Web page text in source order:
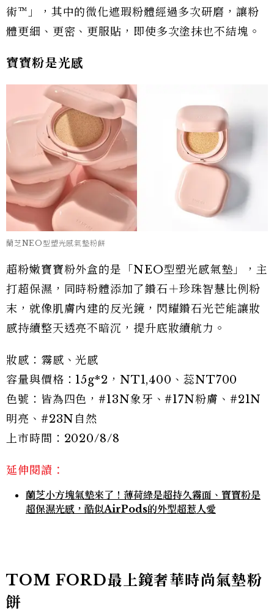
術™」，其中的微化遮瑕粉體經過多次研磨，讓粉
體更細、更密、更服貼，即使多次塗抹也不結塊。
寶寶粉是光感
蘭芝NEO型塑光感氣墊粉餅
超粉嫩寶寶粉外盒的是「NEO型塑光感氣墊」，主
打超保濕，同時粉體添加了鑽石＋珍珠智慧比例粉
末，就像肌膚內建的反光鏡，閃耀鑽石光芒能讓妝
感持續整天透亮不暗沉，提升底妝續航力。
妝感：霧感、光感
容量與價格：15g*2，NT1,400、蕊NT700
色號：皆為四色，#13N象牙、#17N粉膚、#21N
明亮、#23N自然
上市時間：2020/8/8
延伸閱讀：
蘭芝小方塊氣墊來了！薄荷綠是超持久霧面、寶寶粉是
超保濕光感，酷似AirPods的外型超惹人愛
TOM FORD最上鏡奢華時尚氣墊粉
餅